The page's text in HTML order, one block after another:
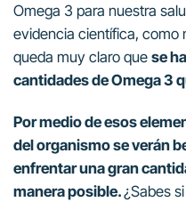
Omega 3 para nuestra
evidencia científica, como
queda muy claro que se
cantidades de Omega 3
Por medio de esos
del organismo se verán
enfrentar una gran
manera posible.¿Sabes